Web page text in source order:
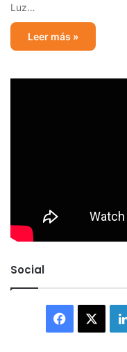
Luz…
Leer más »
Social
Facebook